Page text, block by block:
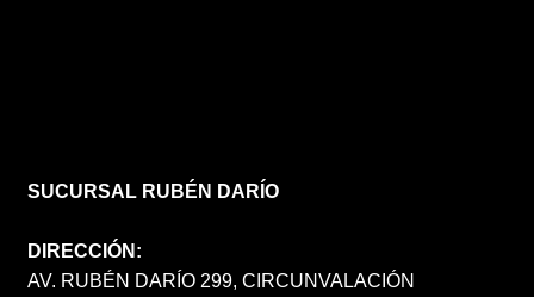
SUCURSAL RUBÉN DARÍO
DIRECCIÓN:
AV. RUBÉN DARÍO 299, CIRCUNVALACIÓN